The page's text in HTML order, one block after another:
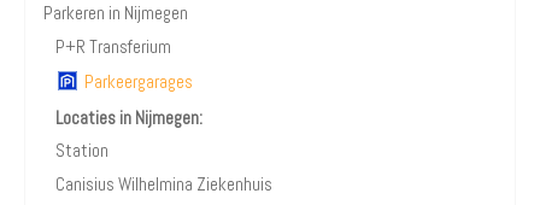
Parkeren in Nijmegen
P+R Transferium
Parkeergarages
Locaties in Nijmegen:
Station
Canisius Wilhelmina Ziekenhuis